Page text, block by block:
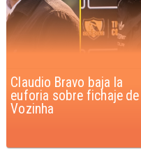
Claudio Bravo baja la
euforia sobre fichaje de
Vozinha